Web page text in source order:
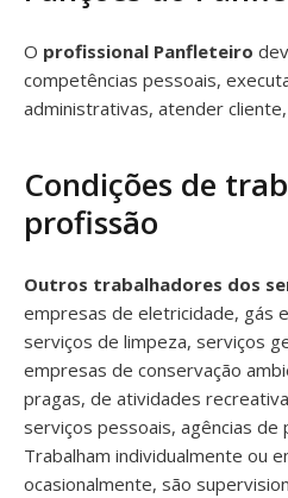
O profissional Panfleteiro
competências pessoais,
administrativas, atender
Condições de
profissão
Outros trabalhadores dos
empresas de eletricidade, gás
serviços de limpeza, serviços
empresas de conservação
pragas, de atividades
serviços pessoais, agências de
Trabalham individualmente ou
ocasionalmente, são